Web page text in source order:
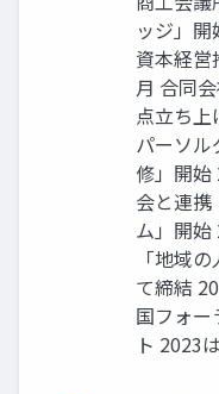
ッジ」
資本経営
月 合同
点立ち
パーソ
修」開始
会と連携
ム」開始
「地域
て締結
国フォー
ト 2023